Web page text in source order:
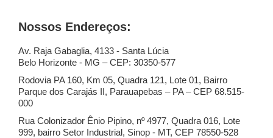
Nossos Endereços:
Av. Raja Gabaglia, 4133 - Santa Lúcia
Belo Horizonte - MG – CEP: 30350-577
Rodovia PA 160, Km 05, Quadra 121, Lote 01, Bairro
Parque dos Carajás II, Parauapebas – PA – CEP 68.515-
000
Rua Colonizador Ênio Pipino, nº 4977, Quadra 016, Lote
999, bairro Setor Industrial, Sinop - MT, CEP 78550-528